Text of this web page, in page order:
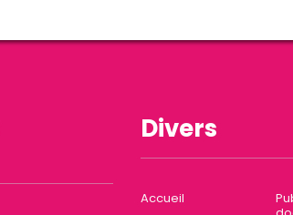
Divers
Accueil